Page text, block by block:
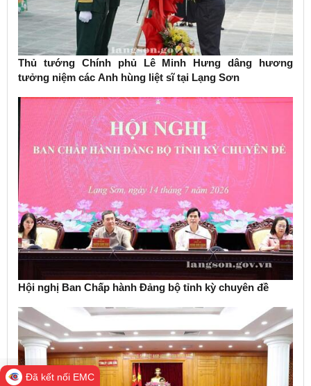
Thủ tướng Chính phủ Lê Minh Hưng dâng hương
tưởng niệm các Anh hùng liệt sĩ tại Lạng Sơn
Hội nghị Ban Chấp hành Đảng bộ tỉnh kỳ chuyên đề
Đã kết nối EMC